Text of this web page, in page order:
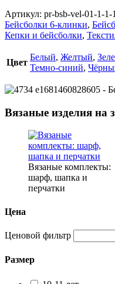
Артикул: pr-bsb-vel-01-1-1-
Бейсболки 6-клинки,
Кепки и бейсболки,
Цвет
Белый, Желтый,
Темно-синий,
Вязаные изделия на
Вязаные комплекты:
шарф, шапка и
перчатки
Цена
Ценовой фильтр
Размер